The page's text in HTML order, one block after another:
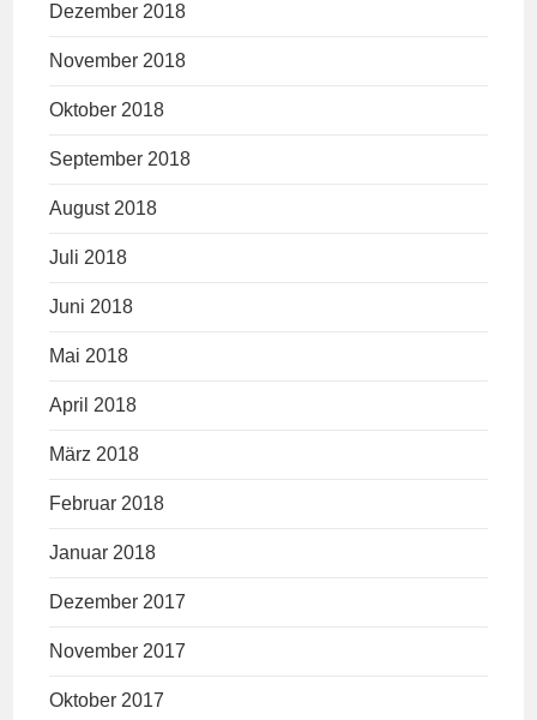
Dezember 2018
November 2018
Oktober 2018
September 2018
August 2018
Juli 2018
Juni 2018
Mai 2018
April 2018
März 2018
Februar 2018
Januar 2018
Dezember 2017
November 2017
Oktober 2017